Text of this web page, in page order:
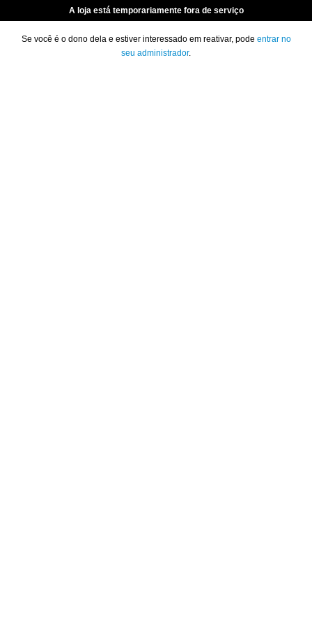
A loja está temporariamente fora de serviço
Se você é o dono dela e estiver interessado em reativar, pode entrar no
seu administrador.